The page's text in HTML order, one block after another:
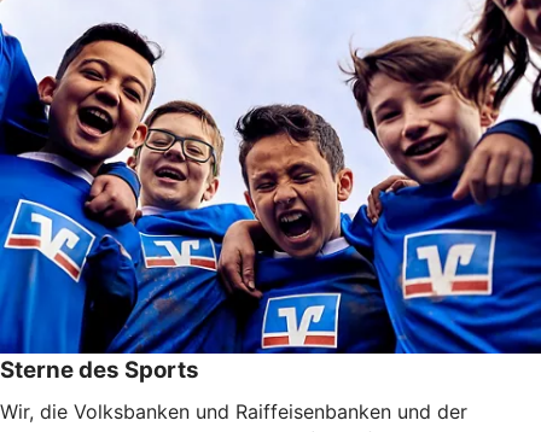
Sterne des Sports
Wir, die Volksbanken und Raiffeisenbanken und der